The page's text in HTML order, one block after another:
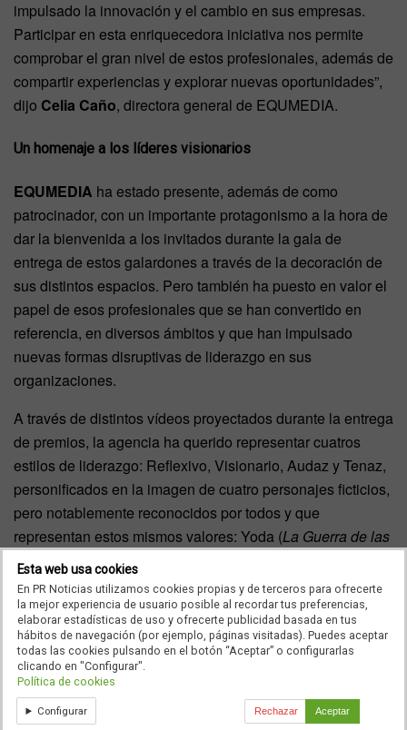
impulsado la innovación y el cambio en sus empresas.
Participar en esta enriquecedora iniciativa nos permite
comprobar el gran nivel de estos profesionales, además de
compartir experiencias y explorar nuevas oportunidades”,
dijo Celia Caño, directora general de EQUMEDIA.
Un homenaje a los líderes visionarios
EQUMEDIA ha estado presente, además de como
patrocinador, con un importante protagonismo a la hora de
dar la bienvenida a los invitados durante la gala de
entrega de estos galardones a través de la decoración de
sus distintos espacios. Pero también ha puesto en valor el
papel de esos profesionales que se han convertido en
referencia, en diversos ámbitos y que han impulsado
nuevas formas disruptivas de liderazgo en sus
organizaciones.
A través de distintos vídeos proyectados durante la entrega
de premios, la agencia ha querido representar cuatros
estilos de liderazgo: Reflexivo, Visionario, Audaz y Tenaz,
personificados en la imagen de cuatro personajes ficticios,
pero notablemente reconocidos por todos y que
representan estos mismos valores: Yoda (La Guerra de las
Galaxias
), Daenerys Targaryen (
Everdeen (Los Juegos del Hambre) y Máximo Décimo
Meridio (Gladiator).
De esta forma,ha reco nocido la importante labor de los
verdaderos líderes, que no necesitan consultar bolas
mágicas y que adoptan las decisiones complejas
asumiendo riesgos, cuando es necesario, para que sus
Esta web usa cookies
En PR Noticias utilizamos cookies propias y de terceros para ofrecerte
la mejor experiencia de usuario posible al recordar tus preferencias,
elaborar estadísticas de uso y ofrecerte publicidad basada en tus
hábitos de navegación (por ejemplo, páginas visitadas). Puedes aceptar
todas las cookies pulsando en el botón “Aceptar” o configurarlas
clicando en "Configurar".
Política de cookies
Configurar Rechazar Aceptar